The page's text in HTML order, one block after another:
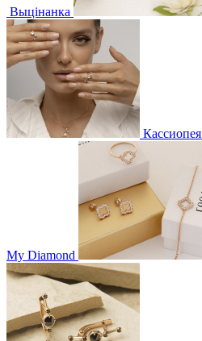
Выцінанка
Кассиопея
My Diamond